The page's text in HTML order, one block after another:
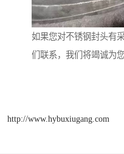
如果您对不锈钢封头有
们联系，我们将竭诚为
http://www.hybuxiugang.com